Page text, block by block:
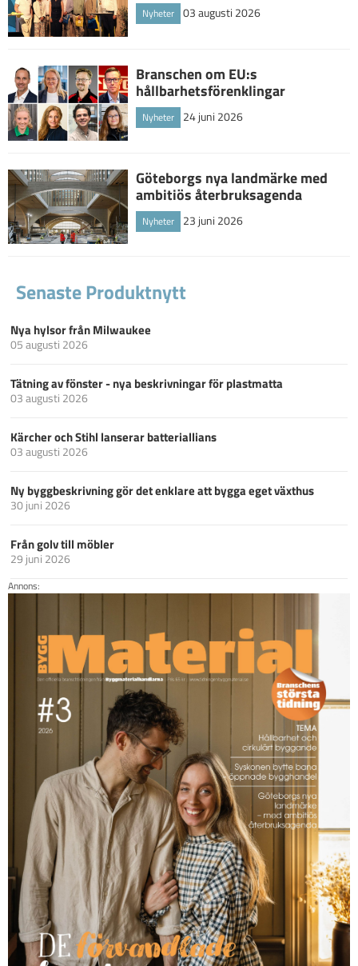
Nyheter 03 augusti 2026
Branschen om EU:s
hållbarhetsförenklingar
Nyheter 24 juni 2026
Göteborgs nya landmärke med
ambitiös återbruksagenda
Nyheter 23 juni 2026
Senaste Produktnytt
Nya hylsor från Milwaukee
05 augusti 2026
Tätning av fönster - nya beskrivningar för plastmatta
03 augusti 2026
Kärcher och Stihl lanserar batteriallians
03 augusti 2026
Ny byggbeskrivning gör det enklare att bygga eget växthus
30 juni 2026
Från golv till möbler
29 juni 2026
Annons: